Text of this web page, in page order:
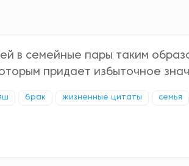
в семейные пары таким
придает избыточное
брак жизненные цитаты семья